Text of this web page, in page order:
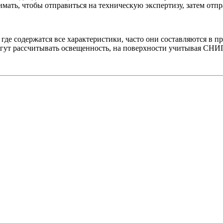
чтобы отправиться на техническую экспертизу, затем
содержатся все характеристики, часто они составляются
рассчитывать освещенность, на поверхности учитывая